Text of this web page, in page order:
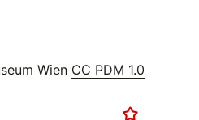
Wien CC PDM 1.0